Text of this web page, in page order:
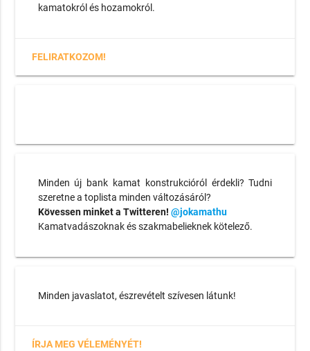
kamatokról és hozamokról.
FELIRATKOZOM!
Minden új bank kamat konstrukcióról érdekli? Tudni
szeretne a toplista minden változásáról?
Kövessen minket a Twitteren! @jokamathu
Kamatvadászoknak és szakmabelieknek kötelező.
Minden javaslatot, észrevételt szívesen látunk!
ÍRJA MEG VÉLEMÉNYÉT!